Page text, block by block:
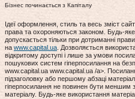
Бізнес починається з Капіталу
Ідеї оформлення, стиль та весь зміст
права та охороняються законом. Будь-яке
допускається тільки при дотриманні
наwww.capital.ua. Дозволяється
відкритому доступі і лише за умови
пошукових систем гіперпосилання на
www.capital.ua www.capital.ua /a>.
підзаголовку або першому абзаці
гіперпосилання не повинен бути меншим
матеріалу. Будь-яке використання